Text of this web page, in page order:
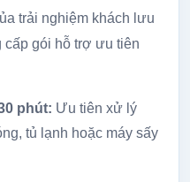
trải nghiệm khách lưu
cấp gói hỗ trợ ưu tiên
phút: Ưu tiên xử lý
tủ lạnh hoặc máy sấy